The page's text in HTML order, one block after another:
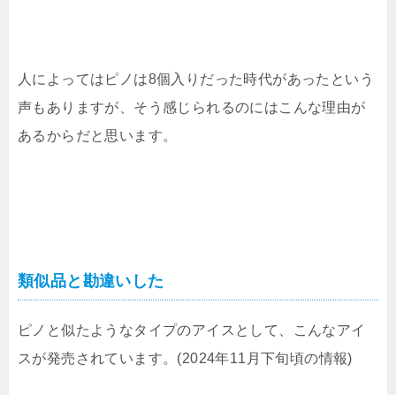
人によってはピノは8個入りだった時代があったという
声もありますが、そう感じられるのにはこんな理由が
あるからだと思います。
類似品と勘違いした
ピノと似たようなタイプのアイスとして、こんなアイ
スが発売されています。(2024年11月下旬頃の情報)